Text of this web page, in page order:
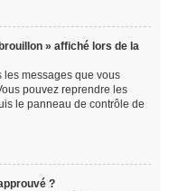
» affiché lors de la
les messages que vous
pouvez reprendre les
le panneau de contrôle de
?